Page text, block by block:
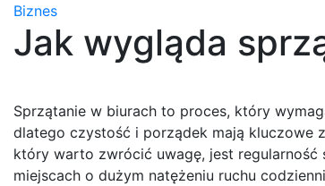
Biznes
Jak wygląda
Sprzątanie w biurach to proces, który
dlatego czystość i porządek mają kluczowe
który warto zwrócić uwagę, jest
miejscach o dużym natężeniu ruchu